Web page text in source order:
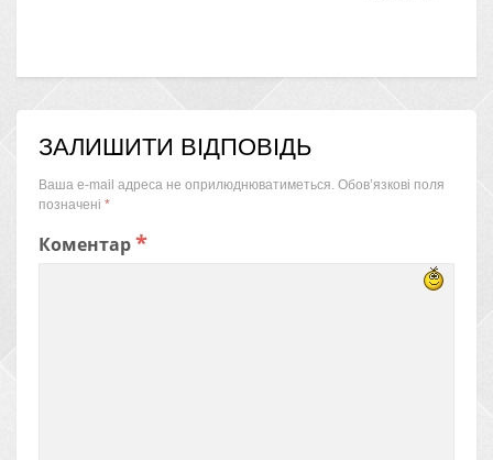
ЗАЛИШИТИ ВІДПОВІДЬ
Ваша e-mail адреса не оприлюднюватиметься. Обов’язкові поля
позначені *
Коментар*